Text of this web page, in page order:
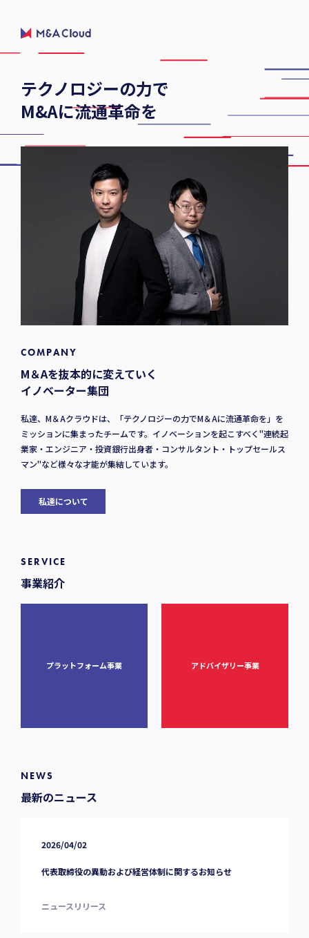
テクノロジーの力で
M&Aに流通革命を
COMPANY
M＆Aを抜本的に変えていく
イノベーター集団
私達、M＆Aクラウドは、「テクノロジーの力でM＆Aに流通革命を」を
ミッションに集まったチームです。イノベーションを起こすべく"連続起
業家・エンジニア・投資銀行出身者・コンサルタント・トップセールス
マン"など様々な才能が集結しています。
私達について
SERVICE
事業紹介
プラットフォーム事業 アドバイザリー事業
NEWS
最新のニュース
2026/04/02
代表取締役の異動および経営体制に関するお知らせ
ニュースリリース